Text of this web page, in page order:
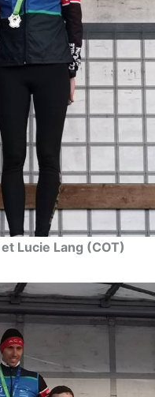
Lucie Lang (COT)